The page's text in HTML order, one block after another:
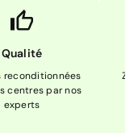
Qualité
reconditionnées
centres par nos
experts